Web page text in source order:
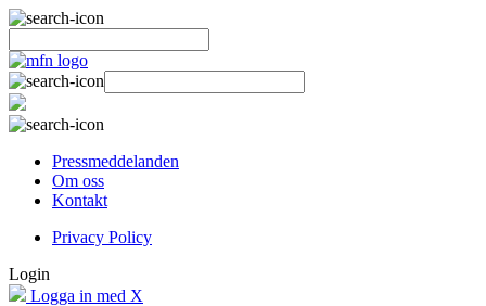
Pressmeddelanden
Om oss
Kontakt
Privacy Policy
Login
Logga in med X